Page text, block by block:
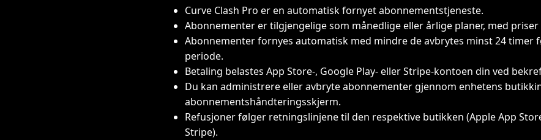
Curve Clash Pro er en automatisk fornyet abonnementstjeneste.
Abonnementer er tilgjengelige som månedlige eller årlige planer, med priser
Abonnementer fornyes automatisk med mindre de avbrytes minst 24 timer
periode.
Betaling belastes App Store-, Google Play- eller Stripe-kontoen din ved
Du kan administrere eller avbryte abonnementer gjennom enhetens
abonnementshåndteringsskjerm.
Refusjoner følger retningslinjene til den respektive butikken (Apple App
Stripe).